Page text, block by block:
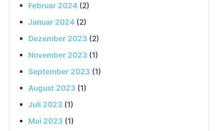
Februar 2024 (2)
Januar 2024 (2)
Dezember 2023 (2)
November 2023 (1)
September 2023 (1)
August 2023 (1)
Juli 2023 (1)
Mai 2023 (1)